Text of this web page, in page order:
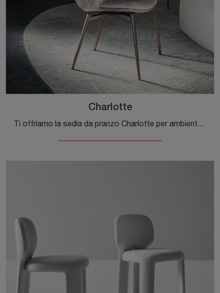
Charlotte
Ti offriamo la sedia da pranzo Charlotte per ambientazioni design, tra le più esclusive Sedie fisse di Cattelan Italia.